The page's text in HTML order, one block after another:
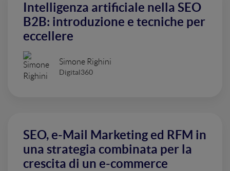
Intelligenza artificiale nella SEO
B2B: introduzione e tecniche per
eccellere
Simone Righini
Digital360
SEO, e-Mail Marketing ed RFM in
una strategia combinata per la
crescita di un e-commerce